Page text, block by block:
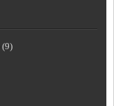
(9)